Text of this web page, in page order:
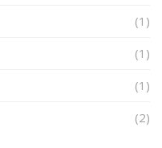
(1)
(1)
(1)
(2)